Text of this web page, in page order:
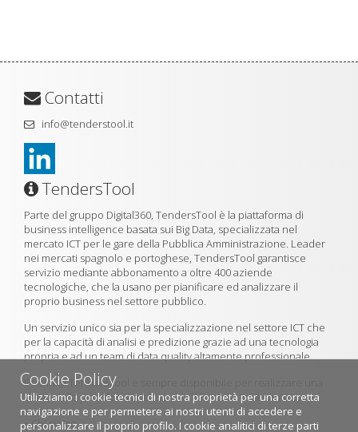
Cookie Policy
Utilizziamo i cookie tecnici di nostra proprietà per una corretta
navigazione e per permetere ai nostri utenti di accedere e
personalizzare il proprio profilo. I cookie analitici di terze parti
Contatti
info@tenderstool.it
TendersTool
Parte del gruppo Digital360, TendersTool è la piattaforma di
business intelligence basata sui Big Data, specializzata nel
mercato ICT per le gare della Pubblica Amministrazione. Leader
nei mercati spagnolo e portoghese, TendersTool garantisce
servizio mediante abbonamento a oltre 400 aziende
tecnologiche, che la usano per pianificare ed analizzare il
proprio business nel settore pubblico.
Un servizio unico sia per la specializzazione nel settore ICT che
per la capacità di analisi e predizione grazie ad una tecnologia
propria e ad un team di data quality altamente professionale.
Il team di TendersTool è sempre disponibile per realizzare una
demo della piattaforma utilizzando il formulario di contatto.
»Chi siamo